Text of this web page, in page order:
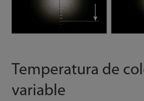
Temperatura de
variable